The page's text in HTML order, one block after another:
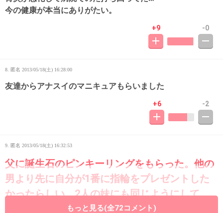
今の健康が本当にありがたい。
+9 -0
8. 匿名 2013/05/18(土) 16:28:00
友達からアナスイのマニキュアもらいました
+6 -2
9. 匿名 2013/05/18(土) 16:32:53
父に誕生石のピンキーリングをもらった。他の
男より先に自分が1番に指輪をプレゼントした
かったらしい。2人の妹にも同じようにして
もっと見る(全72コメント)